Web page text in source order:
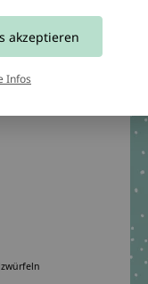
eine
für kleine
akzeptieren
Infos